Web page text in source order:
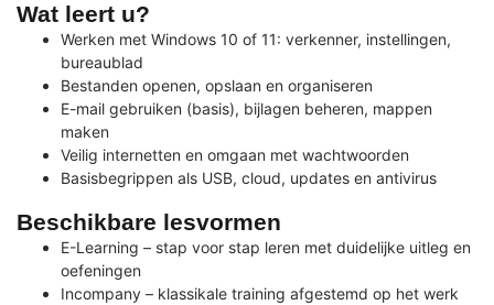
Wat leert u?
Werken met Windows 10 of 11: verkenner, instellingen,
bureaublad
Bestanden openen, opslaan en organiseren
E-mail gebruiken (basis), bijlagen beheren, mappen
maken
Veilig internetten en omgaan met wachtwoorden
Basisbegrippen als USB, cloud, updates en antivirus
Beschikbare lesvormen
E-Learning – stap voor stap leren met duidelijke uitleg en
oefeningen
Incompany – klassikale training afgestemd op het werk